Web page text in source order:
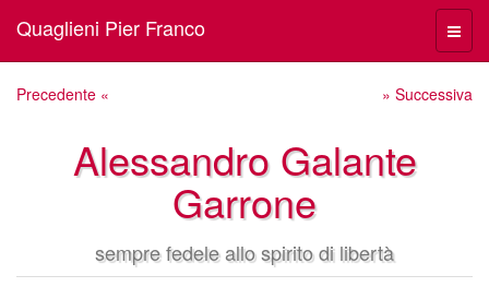
Menù
Quaglieni Pier Franco
Precedente « » Successiva
Alessandro Galante
Garrone
sempre fedele allo spirito di libertà